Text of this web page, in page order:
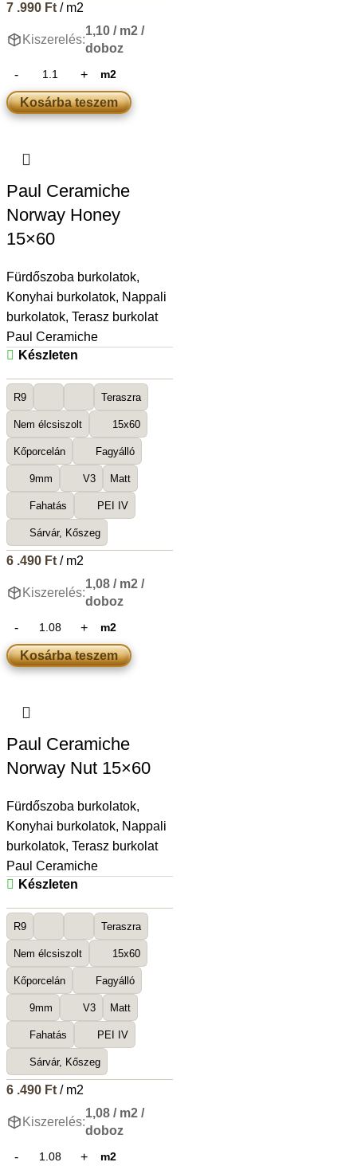
7 .990 Ft/ m2
Kiszerelés:
1,10 / m2 /
doboz
m2
Kosárba teszem
Paul Ceramiche
Norway Honey
15×60
Fürdőszoba burkolatok,
Konyhai burkolatok, Nappali
burkolatok, Terasz burkolat
Paul Ceramiche
Készleten
R9 Teraszra
Nem élcsiszolt 15x60
Kőporcelán Fagyálló
9mm V3 Matt
Fahatás PEI IV
Sárvár, Kőszeg
6 .490 Ft/ m2
Kiszerelés:
1,08 / m2 /
doboz
m2
Kosárba teszem
Paul Ceramiche
Norway Nut 15×60
Fürdőszoba burkolatok,
Konyhai burkolatok, Nappali
burkolatok, Terasz burkolat
Paul Ceramiche
Készleten
R9 Teraszra
Nem élcsiszolt 15x60
Kőporcelán Fagyálló
9mm V3 Matt
Fahatás PEI IV
Sárvár, Kőszeg
6 .490 Ft/ m2
Kiszerelés:
1,08 / m2 /
doboz
m2